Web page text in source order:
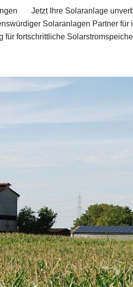
Jetzt Ihre Solaranlage
Solaranlagen Partner
für fortschrittliche